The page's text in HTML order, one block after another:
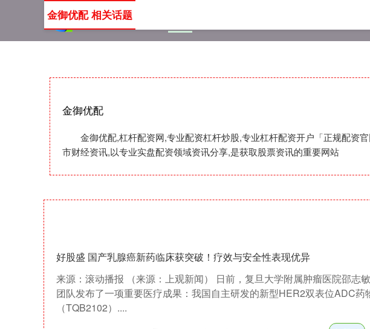
金御优配
金御优配,杠杆配资网,专业配资杠杆炒股,专业杠杆配资开户「正规配资
市财经资讯,以专业实盘配资领域资讯分享,是获取股票资讯的重要网站
金御优配 相关话题
好股盛 国产乳腺癌新药临床获突破！疗效与安全性表现优异
来源：滚动播报 （来源：上观新闻） 日前，复旦大学附属肿瘤医院邵志
团队发布了一项重要医疗成果：我国自主研发的新型HER2双表位ADC药
（TQB2102）....